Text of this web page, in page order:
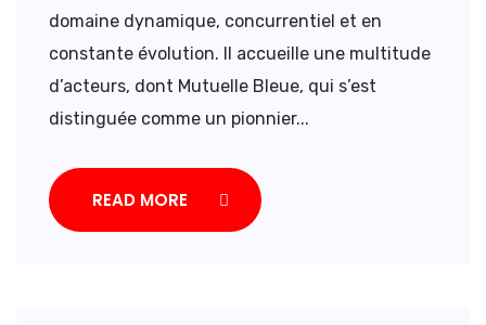
domaine dynamique, concurrentiel et en
constante évolution. Il accueille une multitude
d’acteurs, dont Mutuelle Bleue, qui s’est
distinguée comme un pionnier...
READ MORE